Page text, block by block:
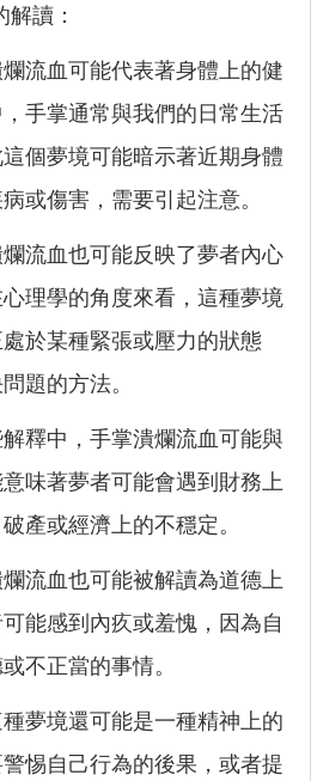
讀：
爛流血可能代表著身體上的健
手掌通常與我們的日常生活
個夢境可能暗示著近期身體
或傷害，需要引起注意。
爛流血也可能反映了夢者內心
理學的角度來看，這種夢境
於某種緊張或壓力的狀態
題的方法。
解釋中，手掌潰爛流血可能與
味著夢者可能會遇到財務上
產或經濟上的不穩定。
爛流血也可能被解讀為道德上
能感到內疚或羞愧，因為自
不正當的事情。
種夢境還可能是一種精神上的
惕自己行為的後果，或者提